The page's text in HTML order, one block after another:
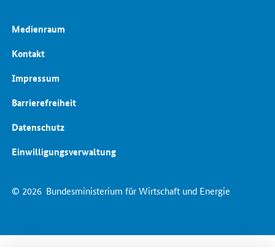
© 2026 Bundesministerium für Wirtschaft und Energie
Medienraum
Kontakt
Impressum
Barrierefreiheit
Datenschutz
Einwilligungsverwaltung